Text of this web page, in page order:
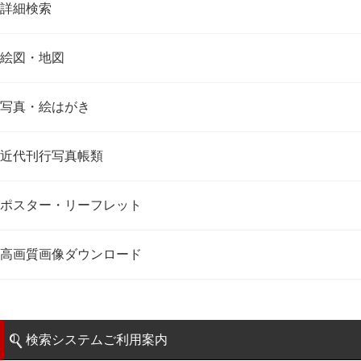
詳細検索
絵図・地図
写真・絵はがき
近代刊行写真帳類
ポスター・リーフレット
高画質画像ダウンロード
検索システムご利用案内